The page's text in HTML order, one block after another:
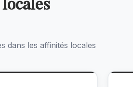
dans les affinités locales